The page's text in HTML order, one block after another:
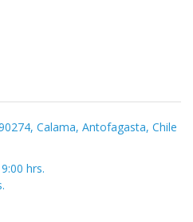
Calama, Antofagasta, Chile
hrs.